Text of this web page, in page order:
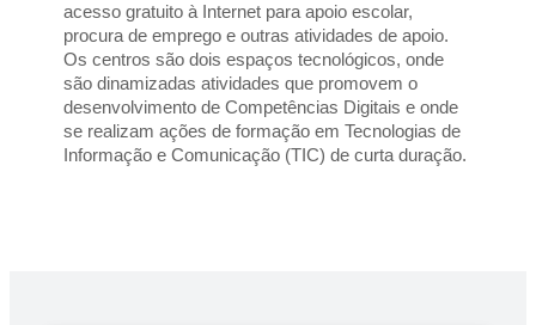
acesso gratuito à Internet para apoio escolar,
procura de emprego e outras atividades de apoio.
Os centros são dois espaços tecnológicos, onde
são dinamizadas atividades que promovem o
desenvolvimento de Competências Digitais e onde
se realizam ações de formação em Tecnologias de
Informação e Comunicação (TIC) de curta duração.